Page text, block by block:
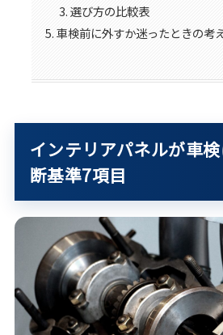
選び方の比較表
車検前に外すか迷ったときの考
インテリアパネルが車
断基準7項目